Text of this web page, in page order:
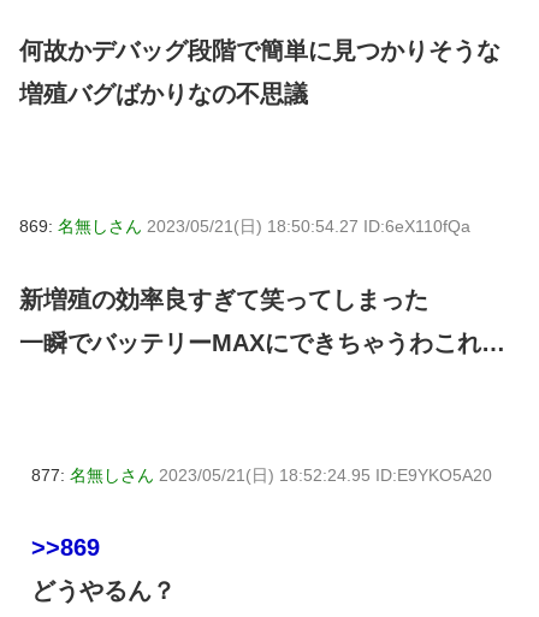
何故かデバッグ段階で簡単に見つかりそうな
増殖バグばかりなの不思議
869: 名無しさん 2023/05/21(日) 18:50:54.27 ID:6eX110fQa
新増殖の効率良すぎて笑ってしまった
一瞬でバッテリーMAXにできちゃうわこれ…
877: 名無しさん 2023/05/21(日) 18:52:24.95 ID:E9YKO5A20
>>869
どうやるん？